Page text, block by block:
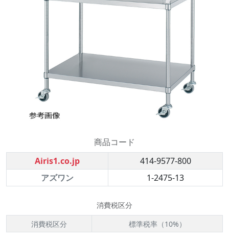
商品コード
Airis1.co.jp
414-9577-800
アズワン
1-2475-13
消費税区分
消費税区分
標準税率（10%）